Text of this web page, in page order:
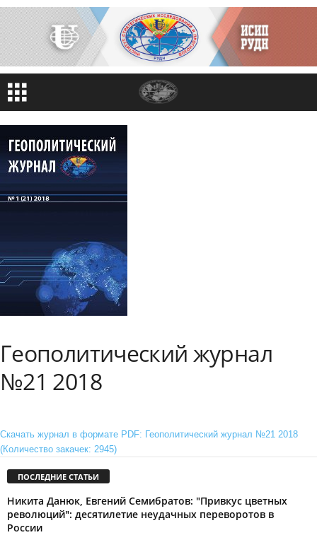
Геополитический журнал
№21 2018
Скачать журнал в формате PDF: Геополитический журнал №21 2018
(Количество закачек: 2945)
ПОСЛЕДНИЕ СТАТЬИ
Никита Данюк, Евгений Семибратов: "Привкус цветных
революций": десятилетие неудачных переворотов в
России